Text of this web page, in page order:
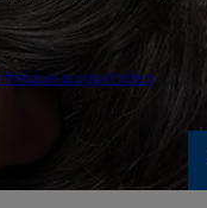
au quotidien